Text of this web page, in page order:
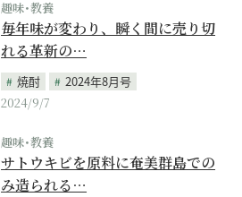
趣味･教養
毎年味が変わり、瞬く間に売り切
れる革新の…
焼酎
2024年8月号
2024/9/7
趣味･教養
サトウキビを原料に奄美群島での
み造られる…